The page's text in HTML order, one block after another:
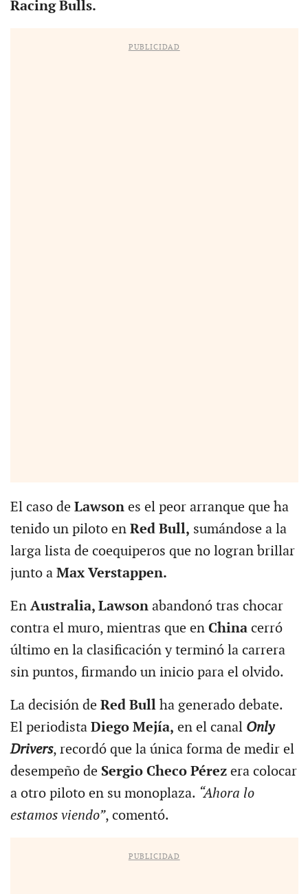
Racing Bulls.
PUBLICIDAD
El caso de Lawson es el peor arranque que ha
tenido un piloto en Red Bull, sumándose a la
larga lista de coequiperos que no logran brillar
junto a Max Verstappen.
EnAustralia, Lawsonabandonó tras chocar
contra el muro, mientras que en China cerró
último en la clasificación y terminó la carrera
sin puntos, firmando un inicio para el olvido.
La decisión deRed Bull ha generado debate.
El periodista Diego Mejía, en el canal Only
Drivers, recordó que la única forma de medir el
desempeño de Sergio Checo Pérezera colocar
a otro piloto en su monoplaza. “Ahora lo
estamos viendo”, comentó.
PUBLICIDAD